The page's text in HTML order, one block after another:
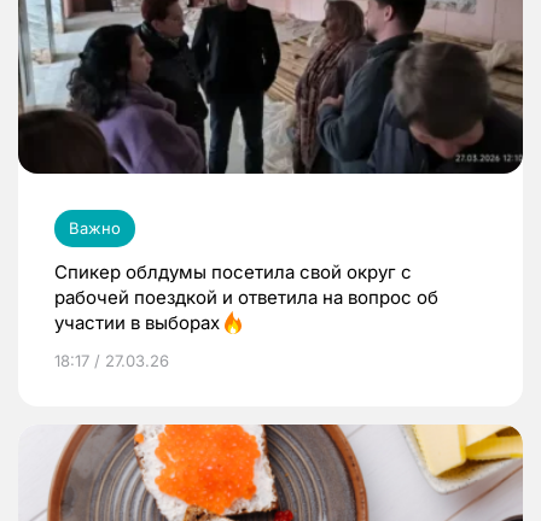
Важно
Спикер облдумы посетила свой округ с
рабочей поездкой и ответила на вопрос об
участии в выборах
18:17 / 27.03.26